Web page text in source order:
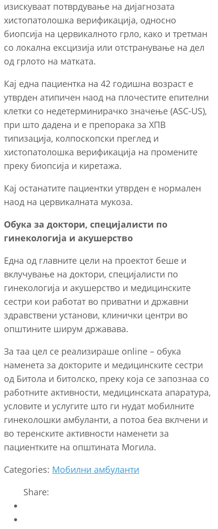
изискуваат потврдување на дијагнозата
хистопатолошка верификација, односно
биопсија на цервикалното грло, како и третман
со локална ексцизија или отстранување на дел
од грлото на матката.
Кај една пациентка на 42 годишна возраст е
утврден атипичен наод на плочестите епителни
клетки со недетерминирачко значење (ASC-US),
при што дадена и е препорака за ХПВ
типизација, колпоскопски преглед и
хистопатолошка верификација на промените
преку биопсија и киретажа.
Кај останатите пациентки утврден е нормален
наод на цервикалната мукоза.
Обука за доктори, специјалисти по
гинекологија и акушерство
Една од главните цели на проектот беше и
вклучување на доктори, специјалисти по
гинекологија и акушерство и медицинските
сестри кои работат во приватни и државни
здравствени установи, клинички центри во
општините ширум државава.
За таа цел се реализираше online – обука
наменета за докторите и медицинските сестри
од Битола и битолско, преку која се запознаа со
работните активности, медицинската апаратура,
условите и услугите што ги нудат мобилните
гинеколошки амбуланти, а потоа беа вклчени и
во теренските активности наменети за
пациентките на општината Могила.
Categories: Мобилни амбуланти
Share: